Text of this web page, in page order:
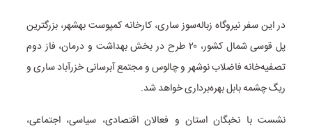
در این سفر نیروگاه زباله‌سوز ساری‌، کارخانه کمپوست بهشهر، بزرگترین
پل قوسی شمال کشور، ۲۰ طرح در بخش بهداشت و درمان‌، فاز دوم
تصفیه‌خانه فاضلاب ‌نوشهر و چالوس و مجتمع آبرسانی خزرآباد ساری و
ریگ چشمه بابل‌ ‌بهره‌برداری‌ خواهد شد.
نشست با نخبگان استان و فعالان اقتصادی، سیاسی، اجتماعی،